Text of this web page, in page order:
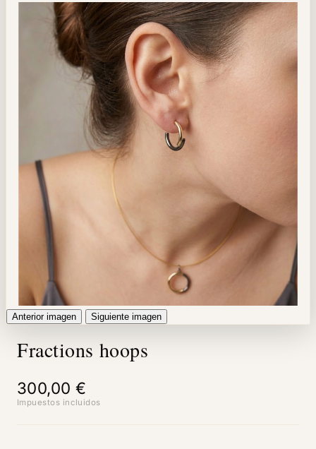
Anterior imagen Siguiente imagen
Fractions hoops
300,00 €
Impuestos incluidos